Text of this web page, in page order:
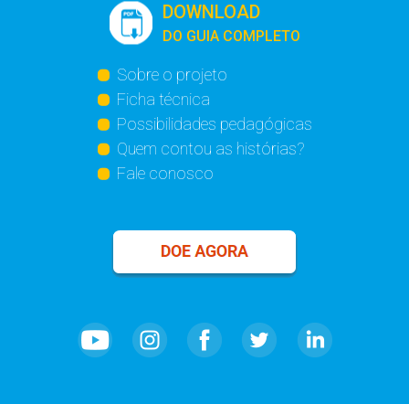
DOWNLOAD
DO GUIA COMPLETO
Sobre o projeto
Ficha técnica
Possibilidades pedagógicas
Quem contou as histórias?
Fale conosco